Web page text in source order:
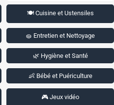
🍽️ Cuisine et Ustensiles
🧽 Entretien et Nettoyage
🌿 Hygiène et Santé
👶 Bébé et Puériculture
🎮 Jeux vidéo